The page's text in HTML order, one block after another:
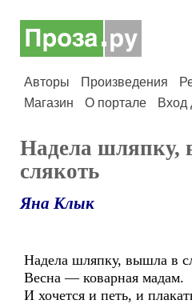
Авторы Произведения
Магазин
О портале Вход
Надела шляпку,
слякоть
Яна Клык
Надела шляпку, вышла в
Весна — коварная мадам.
И хочется и петь, и